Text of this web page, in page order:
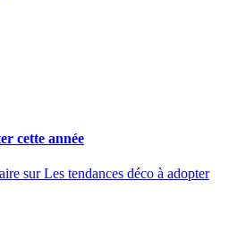
cette année
sur Les tendances déco à adopter